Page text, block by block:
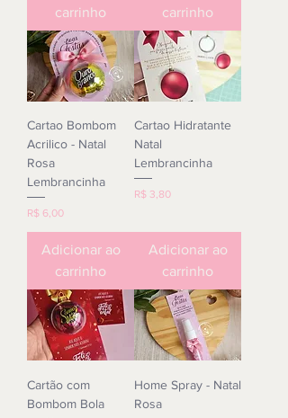
carrinho
carrinho
Cartao Bombom
Acrilico - Natal
Rosa
Lembrancinha
Preço
R$ 6,00
Adicionar ao
carrinho
Cartao Hidratante
Natal
Lembrancinha
Preço
R$ 3,80
Adicionar ao
carrinho
Cartão com
Bombom Bola
Home Spray - Natal
Rosa